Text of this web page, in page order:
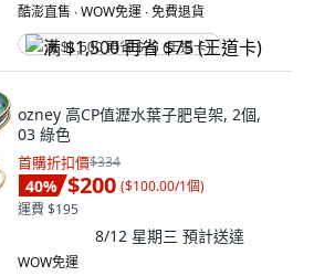
酷澎直售 ∙ WOW免運 ∙ 免費退貨
满 $1,500 再省 $75 (王道卡)
ozney 高CP值瀝水葉子肥皂架, 2個,
03 綠色
首購折扣價$334
40% $200 ($100.00/1個)
運費 $195
8/12 星期三 預計送達
WOW免運